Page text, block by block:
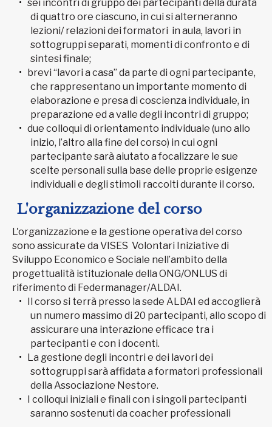
sei incontri di gruppo dei partecipanti della durata
di quattro ore ciascuno, in cui si alterneranno
lezioni/ relazioni dei formatori in aula, lavori in
sottogruppi separati, momenti di confronto e di
sintesi finale;
brevi “lavori a casa” da parte di ogni partecipante,
che rappresentano un importante momento di
elaborazione e presa di coscienza individuale, in
preparazione ed a valle degli incontri di gruppo;
due colloqui di orientamento individuale (uno allo
inizio, l’altro alla fine del corso) in cui ogni
partecipante sarà aiutato a focalizzare le sue
scelte personali sulla base delle proprie esigenze
individuali e degli stimoli raccolti durante il corso.
L'organizzazione del corso
L'organizzazione e la gestione operativa del corso
sono assicurate da VISES Volontari Iniziative di
Sviluppo Economico e Sociale nell’ambito della
progettualità istituzionale della ONG/ONLUS di
riferimento di Federmanager/ALDAI.
Il corso si terrà presso la sede ALDAI ed accoglierà
un numero massimo di 20 partecipanti, allo scopo di
assicurare una interazione efficace tra i
partecipanti e con i docenti.
La gestione degli incontri e dei lavori dei
sottogruppi sarà affidata a formatori professionali
della Associazione Nestore.
I colloqui iniziali e finali con i singoli partecipanti
saranno sostenuti da coacher professionali